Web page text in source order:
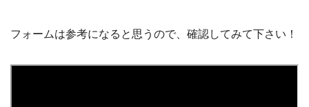
フォームは参考になると思うので、確認してみて下さい！